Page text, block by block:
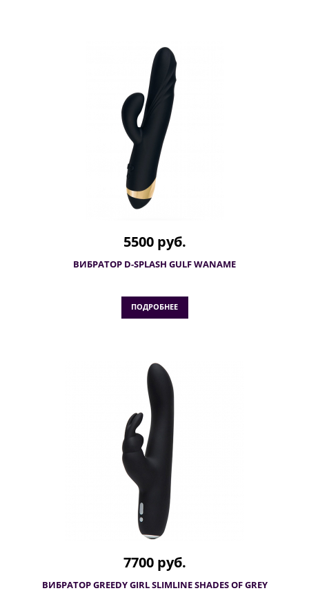
5500 руб.
ВИБРАТОР D-SPLASH GULF WANAME
ПОДРОБНЕЕ
7700 руб.
ВИБРАТОР GREEDY GIRL SLIMLINE SHADES OF GREY